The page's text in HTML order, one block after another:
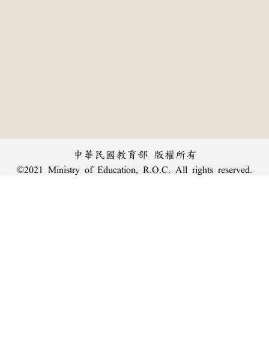
中華民國教育部 版權所有
©2021 Ministry of Education, R.O.C. All rights reserved.